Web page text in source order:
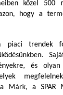
közel 500
hogy a
piaci trendek
és olyan
Márk, a SPAR